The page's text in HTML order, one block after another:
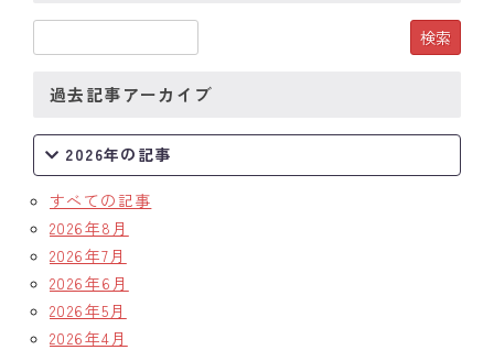
過去記事アーカイブ
2026年の記事
すべての記事
2026年8月
2026年7月
2026年6月
2026年5月
2026年4月